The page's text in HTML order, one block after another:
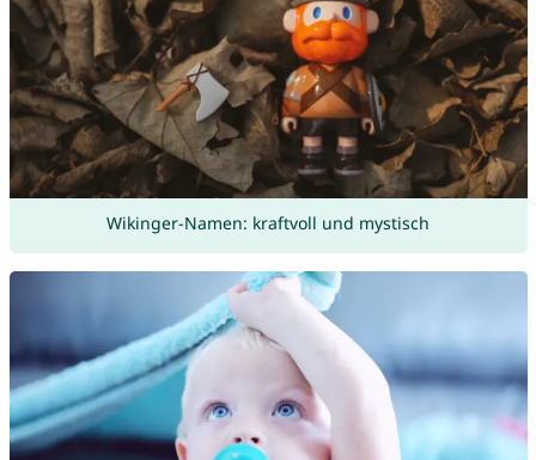
Wikinger-Namen: kraftvoll und mystisch